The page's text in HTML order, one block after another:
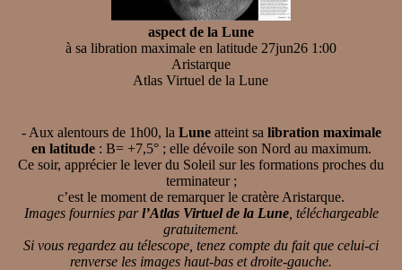
aspect de la Lune
à sa libration maximale en latitude 27jun26 1:00
Aristarque
Atlas Virtuel de la Lune
- Aux alentours de 1h00, la Luneatteint sa libration maximale
en latitude: B= +7,5° ; elle dévoile son Nord au maximum.
Ce soir, apprécier le lever du Soleil sur les formations proches du
terminateur ;
c’est le moment de remarquer le cratère Aristarque.
Images fournies parl’Atlas Virtuel de la Lune, téléchargeable
gratuitement.
Si vous regardez au télescope, tenez compte du fait que celui-ci
renverse les images haut-bas et droite-gauche.